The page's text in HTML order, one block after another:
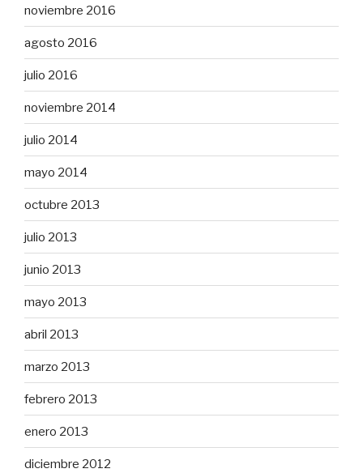
noviembre 2016
agosto 2016
julio 2016
noviembre 2014
julio 2014
mayo 2014
octubre 2013
julio 2013
junio 2013
mayo 2013
abril 2013
marzo 2013
febrero 2013
enero 2013
diciembre 2012